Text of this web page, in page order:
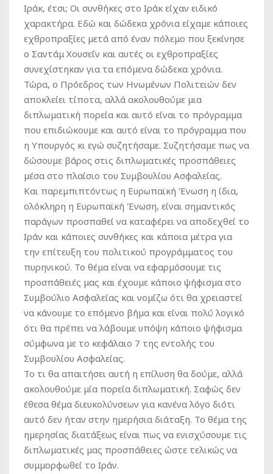
Ιράκ, έτσι; Οι συνθήκες στο Ιράκ είχαν ειδικό
χαρακτήρα. Εδώ και δώδεκα χρόνια είχαμε κάποιες
εχθροπραξίες μετά από έναν πόλεμο που ξεκίνησε
ο Σαντάμ Χουσεΐν και αυτές οι εχθροπραξίες
συνεχίστηκαν για τα επόμενα δώδεκα χρόνια.
Τώρα, ο Πρόεδρος των Ηνωμένων Πολιτειών δεν
αποκλείει τίποτα, αλλά ακολουθούμε μια
διπλωματική πορεία και αυτό είναι το πρόγραμμα
που επιδιώκουμε και αυτό είναι το πρόγραμμα που
η Υπουργός κι εγώ συζητήσαμε. Συζητήσαμε πως να
δώσουμε βάρος στις διπλωματικές προσπάθειες
μέσα στο πλαίσιο του Συμβουλίου Ασφαλείας.
Και παρεμπιπτόντως η Ευρωπαϊκή Ένωση η ίδια,
ολόκληρη η Ευρωπαϊκή Ένωση, είναι σημαντικός
παράγων προσπαθεί να καταφέρει να αποδεχθεί το
Ιράν και κάποιες συνθήκες και κάποια μέτρα για
την επίτευξη του πολιτικού προγράμματος του
πυρηνικού. Το θέμα είναι να εφαρμόσουμε τις
προσπάθειές μας και έχουμε κάποιο ψήφισμα στο
Συμβούλιο Ασφαλείας και νομίζω ότι θα χρειαστεί
να κάνουμε το επόμενο βήμα και είναι πολύ λογικό
ότι θα πρέπει να λάβουμε υπόψη κάποιο ψήφισμα
σύμφωνα με το κεφάλαιο 7 της εντολής του
Συμβουλίου Ασφαλείας.
Το τι θα απαιτήσει αυτή η επίλυση θα δούμε, αλλά
ακολουθούμε μία πορεία διπλωματική. Σαφώς δεν
έθεσα θέμα διευκολύνσεων για κανένα λόγο διότι
αυτό δεν ήταν στην ημερήσια διάταξη. Το θέμα της
ημερησίας διατάξεως είναι πως να ενισχύσουμε τις
διπλωματικές μας προσπάθειες ώστε τελικώς να
συμμορφωθεί το Ιράν.